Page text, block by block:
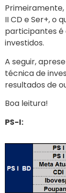
II CD e Ser+, o
participantes é
investidos.
A seguir,
técnica de
resultados de
Boa leitura!
PS-I: